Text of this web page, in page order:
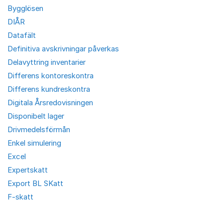
Bygglösen
DIÅR
Datafält
Definitiva avskrivningar påverkas
Delavyttring inventarier
Differens kontoreskontra
Differens kundreskontra
Digitala Årsredovisningen
Disponibelt lager
Drivmedelsförmån
Enkel simulering
Excel
Expertskatt
Export BL SKatt
F-skatt